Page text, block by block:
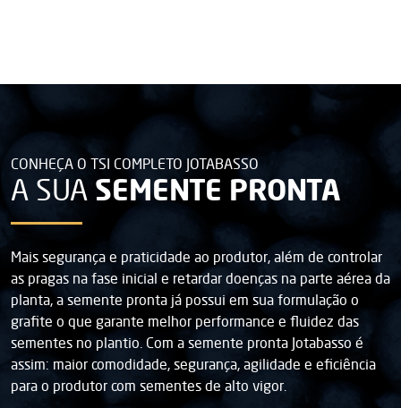
CONHEÇA O TSI COMPLETO JOTABASSO
A SUA SEMENTE PRONTA
Mais segurança e praticidade ao produtor, além de controlar
as pragas na fase inicial e retardar doenças na parte aérea da
planta, a semente pronta já possui em sua formulação o
grafite o que garante melhor performance e fluidez das
sementes no plantio. Com a semente pronta Jotabasso é
assim: maior comodidade, segurança, agilidade e eficiência
para o produtor com sementes de alto vigor.